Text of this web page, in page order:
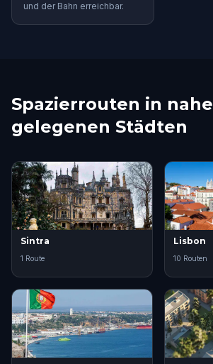
und der Bahn erreichbar.
Spazierrouten in nahe
gelegenen Städten
Sintra
1 Route
Lisbon
10 Routen